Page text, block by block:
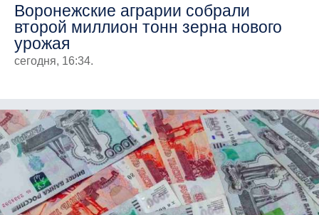
Воронежские аграрии собрали
второй миллион тонн зерна нового
урожая
сегодня, 16:34.